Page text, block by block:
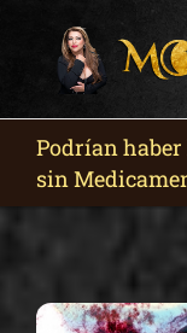
Podrían
sin